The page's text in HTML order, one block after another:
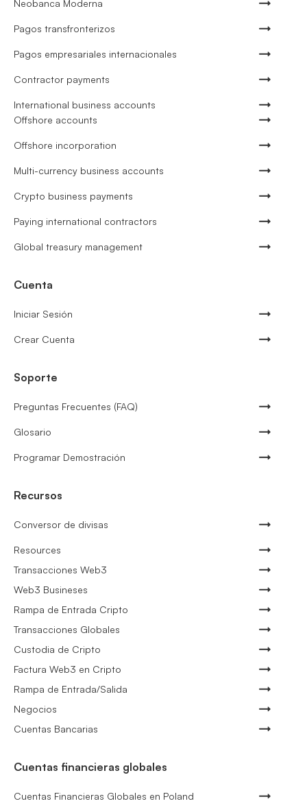
Neobanca Moderna
Pagos transfronterizos
Pagos empresariales internacionales
Contractor payments
International business accounts
Offshore accounts
Offshore incorporation
Multi-currency business accounts
Crypto business payments
Paying international contractors
Global treasury management
Cuenta
Iniciar Sesión
Crear Cuenta
Soporte
Preguntas Frecuentes (FAQ)
Glosario
Programar Demostración
Recursos
Conversor de divisas
Resources
Transacciones Web3
Web3 Busineses
Rampa de Entrada Cripto
Transacciones Globales
Custodia de Cripto
Factura Web3 en Cripto
Rampa de Entrada/Salida
Negocios
Cuentas Bancarias
Cuentas financieras globales
Cuentas Financieras Globales en Poland